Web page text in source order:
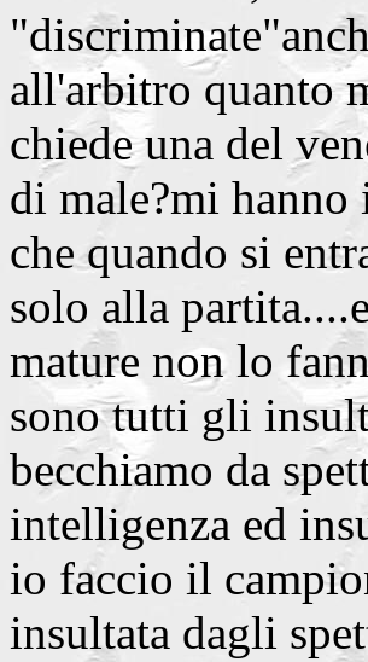
all'arbitro quanto
chiede una del
di male?mi hanno
che quando si
solo alla
mature non lo
sono tutti gli
becchiamo da
intelligenza ed
io faccio il
insultata dagli